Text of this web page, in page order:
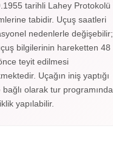
tarihli Lahey Protokolü
tabidir. Uçuş saatleri
nedenlerle değişebilir;
bilgilerinin hareketten 48
teyit edilmesi
Uçağın iniş yaptığı
bağlı olarak tur programında
yapılabilir.